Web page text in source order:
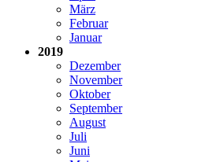
März
Februar
Januar
2019
Dezember
November
Oktober
September
August
Juli
Juni